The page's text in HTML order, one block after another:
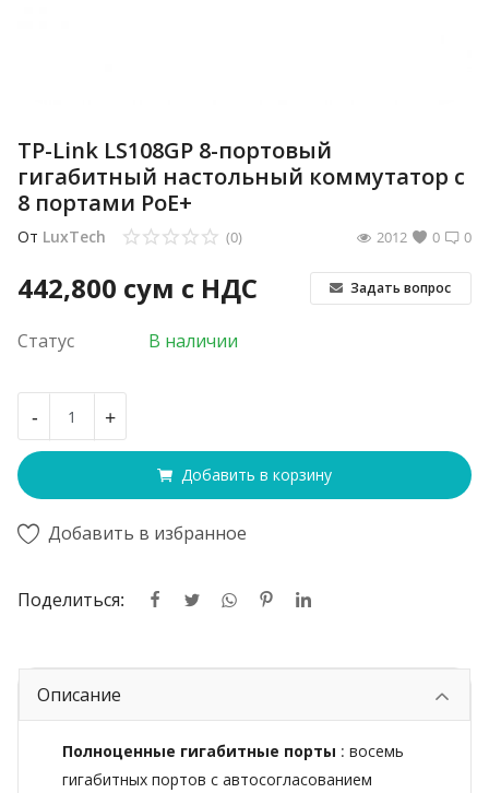
TP-Link LS108GP 8-портовый
гигабитный настольный коммутатор с
8 портами PoE+
От LuxTech 0
(0) 0
2012
442,800 сум с НДС Задать вопрос
Статус В наличии
- +
Добавить в корзину
Добавить в избранное
Поделиться:
Описание
Полноценные гигабитные порты : восемь
гигабитных портов с автосогласованием